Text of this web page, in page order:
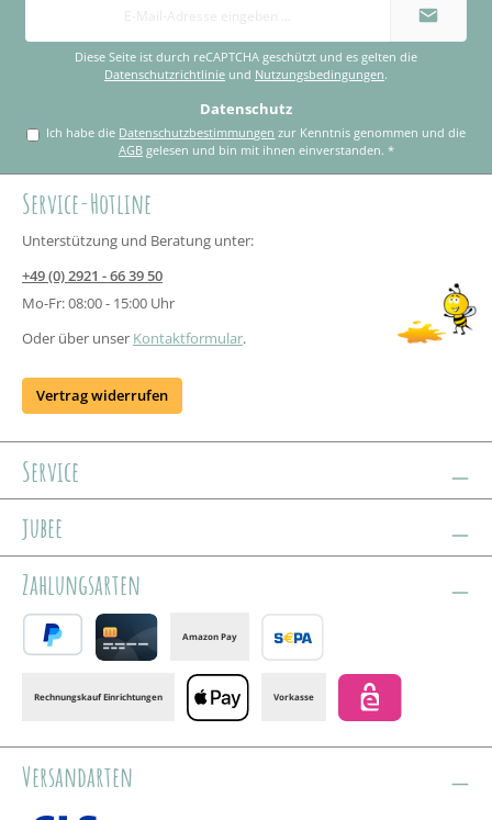
Adresse
Diese Seite ist durch reCAPTCHA geschützt und es gelten die
Datenschutzrichtlinie und Nutzungsbedingungen.
Datenschutz
Ich habe die Datenschutzbestimmungen
AGB gelesen und bin mit ihnen einverstanden.*
Service-Hotline
Unterstützung und Beratung unter:
+49 (0) 2921 - 66 39 50
Mo-Fr: 08:00 - 15:00 Uhr
Oder über unser Kontaktformular.
Vertrag widerrufen
Service
jubee
Zahlungsarten
Amazon Pay
Banktransfer
Rechnungskauf Einrichtungen Vorkasse
Versandarten